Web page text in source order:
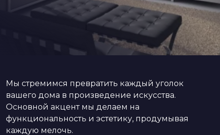
Мы стремимся превратить каждый уголок
вашего дома в произведение искусства.
Основной акцент мы делаем на
функциональность и эстетику, продумывая
каждую мелочь.